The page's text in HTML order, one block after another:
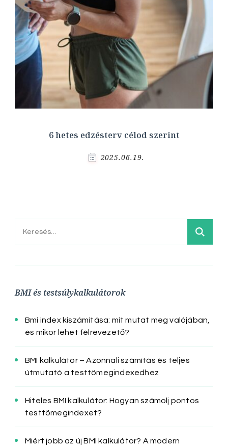
6 hetes edzésterv célod szerint
2025.06.19.
Keresés:
BMI és testsúlykalkulátorok
Bmi index kiszámítása: mit mutat meg valójában,
és mikor lehet félrevezető?
BMI kalkulátor – Azonnali számítás és teljes
útmutató a testtömegindexedhez
Hiteles BMI kalkulátor: Hogyan számolj pontos
testtömegindexet?
Miért jobb az új BMI kalkulátor? A modern